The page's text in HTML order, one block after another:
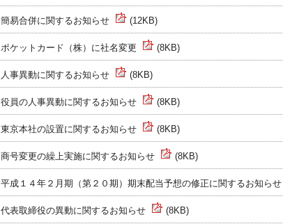
簡易合併に関するお知らせ (12KB)
ポケットカード（株）に社名変更 (8KB)
人事異動に関するお知らせ (8KB)
役員の人事異動に関するお知らせ (8KB)
東京本社の設置に関するお知らせ (8KB)
商号変更の繰上実施に関するお知らせ (8KB)
平成１４年２月期（第２０期）期末配当予想の修正に関するお知らせ
代表取締役の異動に関するお知らせ (8KB)